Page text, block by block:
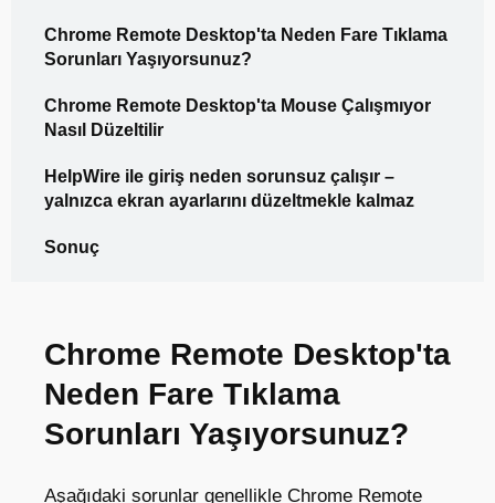
Chrome Remote Desktop'ta Neden Fare Tıklama
Sorunları Yaşıyorsunuz?
Chrome Remote Desktop'ta Mouse Çalışmıyor
Nasıl Düzeltilir
HelpWire ile giriş neden sorunsuz çalışır –
yalnızca ekran ayarlarını düzeltmekle kalmaz
Sonuç
Chrome Remote Desktop'ta
Neden Fare Tıklama
Sorunları Yaşıyorsunuz?
Aşağıdaki sorunlar genellikle Chrome Remote